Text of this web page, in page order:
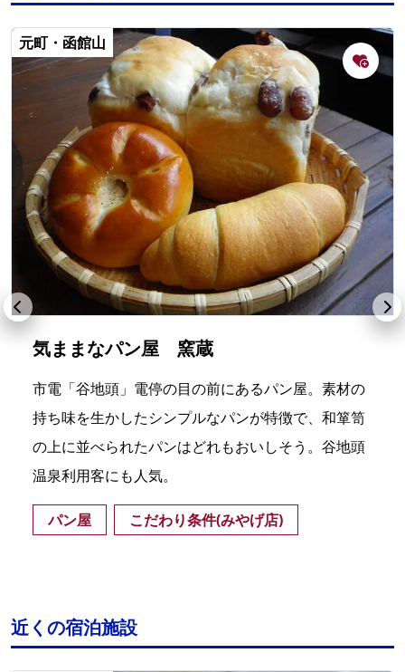
元町・函館山
気ままなパン屋 窯蔵
市電「谷地頭」電停の目の前にあるパン屋。素材の
持ち味を生かしたシンプルなパンが特徴で、和箪笥
の上に並べられたパンはどれもおいしそう。谷地頭
温泉利用客にも人気。
パン屋 こだわり条件(みやげ店)
近くの宿泊施設